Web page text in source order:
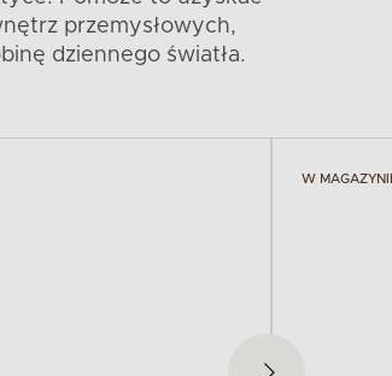
przemysłowych,
dziennego światła.
W